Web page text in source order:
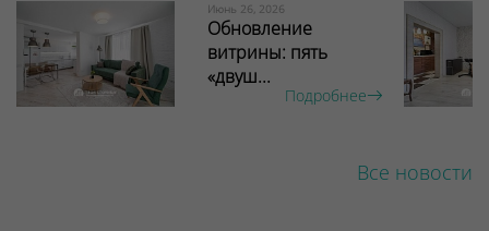
Июнь 26, 2026
Обновление
витрины: пять
«двуш...
Подробнее
Все новости